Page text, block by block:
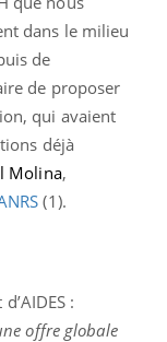
dans le milieu
de
de proposer
qui avaient
déjà
Molina,
(1).
:
offre globale